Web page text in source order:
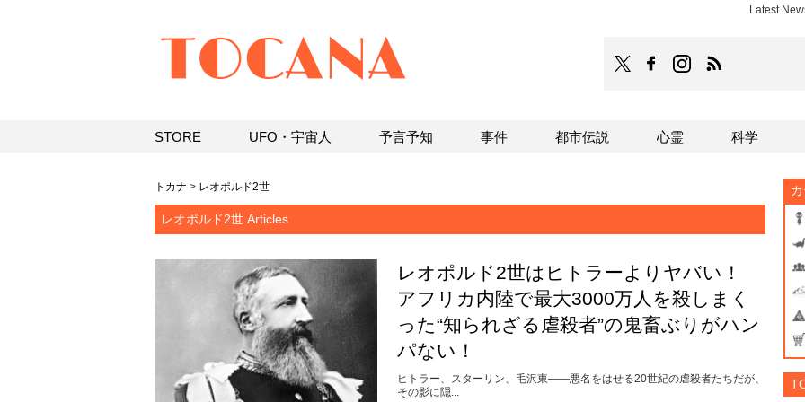
Latest
TOCANAのFacebookはこち
TOCANAのinstagram
トカナ > レオポルド2世
レオポルド2世 Articles
レオポルド2世はヒトラーよりヤバい！
アフリカ内陸で最大3000万人を殺しまく
った“知られざる虐殺者”の鬼畜ぶりがハン
パない！
ヒトラー、スターリン、毛沢東――悪名をはせる20世紀の虐殺者たちだが、
その影に隠...
STORE UFO・宇宙人 予言予知 事件 都市伝説 心霊 科学